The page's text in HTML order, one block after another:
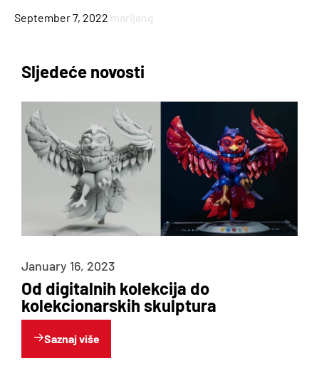
September 7, 2022·marijang
Sljedeće novosti
January 16, 2023
Od digitalnih kolekcija do
kolekcionarskih skulptura
Saznaj više
3D PRINTERI
Usluge
3D PRINT MATERIJALI
Blog